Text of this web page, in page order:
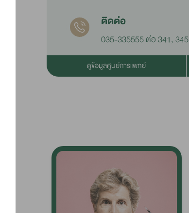
ติดต่อ
035-335555 ต่อ 341, 345
ดูข้อมูลศูนย์การแพทย์